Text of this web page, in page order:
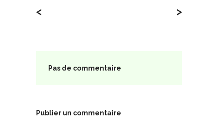
< >
Pas de commentaire
Publier un commentaire